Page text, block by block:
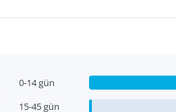
0-14 gün
15-45 gün